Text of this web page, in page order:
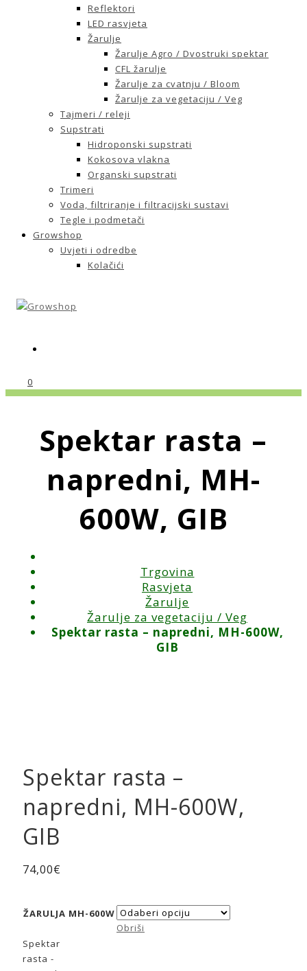
Reflektori
LED rasvjeta
Žarulje
Žarulje Agro / Dvostruki spektar
CFL žarulje
Žarulje za cvatnju / Bloom
Žarulje za vegetaciju / Veg
Tajmeri / releji
Supstrati
Hidroponski supstrati
Kokosova vlakna
Organski supstrati
Trimeri
Voda, filtriranje i filtracijski sustavi
Tegle i podmetači
Growshop
Uvjeti i odredbe
Kolačići
0
Spektar rasta –
napredni, MH-
600W, GIB
Trgovina
Rasvjeta
Žarulje
Žarulje za vegetaciju / Veg
Spektar rasta – napredni, MH-600W,
GIB
Spektar rasta –
napredni, MH-600W,
GIB
74,00€
ŽARULJA MH-600W
Obriši
Spektar
rasta -